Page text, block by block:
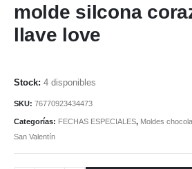
molde silcona
llave love
4 disponibles
SKU: 76770923434473
Categorías: FECHAS ESPECIALES, Moldes
San Valentín